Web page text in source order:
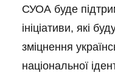
СУОА буде
ініціативи, які
зміцнення
національної